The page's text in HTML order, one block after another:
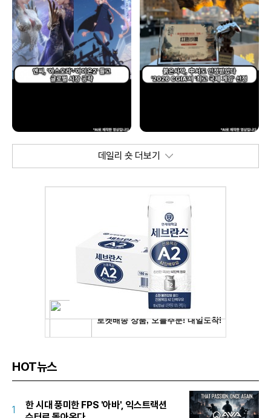
데일리 숏 더보기
HOT뉴스
1
한 시대 풍미한 FPS '아바', 익스트랙션